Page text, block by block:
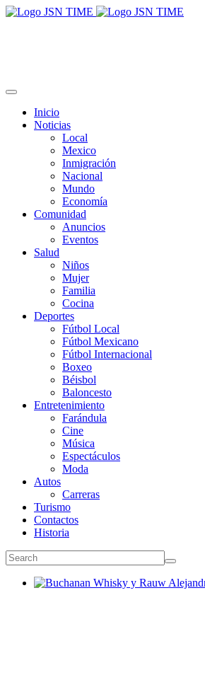
Inicio
Noticias
Local
Mexico
Inmigración
Nacional
Mundo
Economía
Comunidad
Anuncios
Eventos
Salud
Niños
Mujer
Familia
Cocina
Deportes
Fútbol Local
Fútbol Mexicano
Fútbol Internacional
Boxeo
Béisbol
Baloncesto
Entretenimiento
Farándula
Cine
Música
Espectáculos
Moda
Autos
Carreras
Turismo
Contactos
Historia